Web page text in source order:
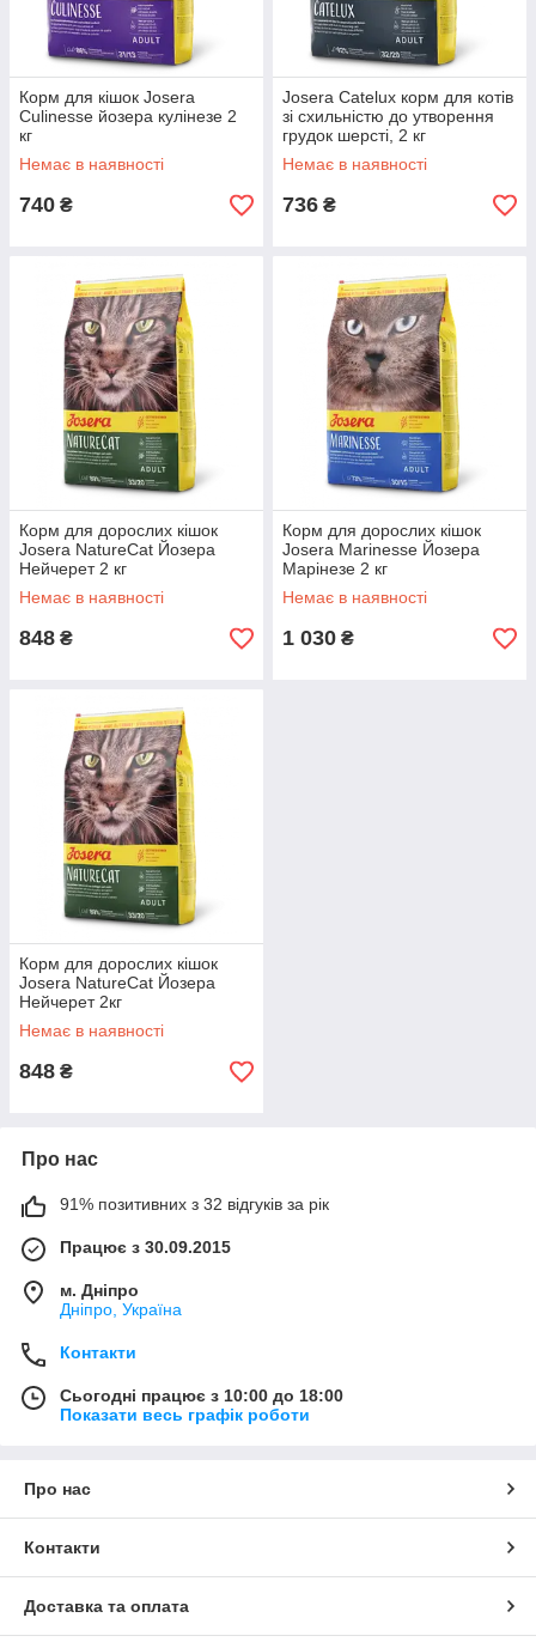
Корм для кішок Josera
Culinesse йозера кулінезе 2
кг
Немає в наявності
740 ₴
Josera Catelux корм для котів
зі схильністю до утворення
грудок шерсті, 2 кг
Немає в наявності
736 ₴
Корм для дорослих кішок
Josera NatureCat Йозера
Нейчерет 2 кг
Немає в наявності
848 ₴
Корм для дорослих кішок
Josera Marinesse Йозера
Марінезе 2 кг
Немає в наявності
1 030 ₴
Корм для дорослих кішок
Josera NatureCat Йозера
Нейчерет 2кг
Немає в наявності
848 ₴
Про нас
91% позитивних з 32 відгуків за рік
Працює з 30.09.2015
м. Дніпро
Дніпро, Україна
Контакти
Сьогодні працює з 10:00 до 18:00
Показати весь графік роботи
Про нас
Контакти
Доставка та оплата